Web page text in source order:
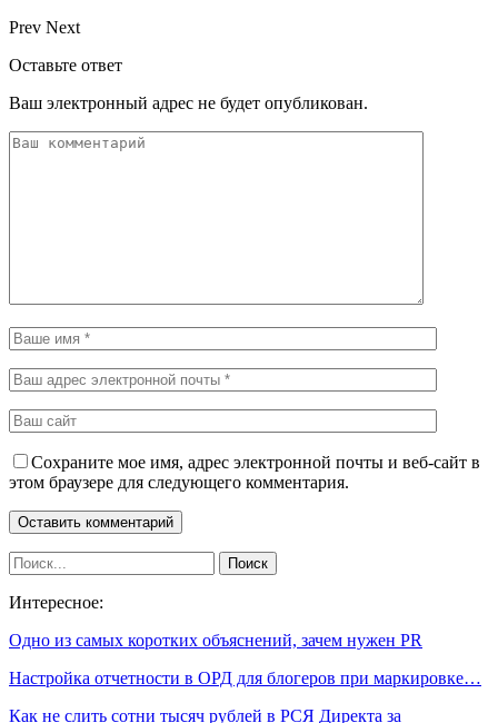
Prev Next
Оставьте ответ
Ваш электронный адрес не будет опубликован.
Сохраните мое имя, адрес электронной почты и веб-сайт в
этом браузере для следующего комментария.
Интересное:
Одно из самых коротких объяснений, зачем нужен PR
Настройка отчетности в ОРД для блогеров при маркировке…
Как не слить сотни тысяч рублей в РСЯ Директа за